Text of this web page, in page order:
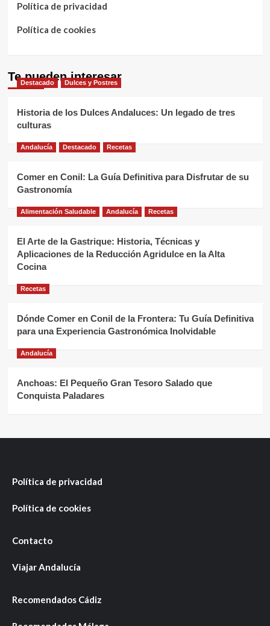
Política de privacidad
Política de cookies
Te pueden interesar
Destacado Dulces y Postres
Historia de los Dulces Andaluces: Un legado de tres
culturas
Andalucía Destacado Recetas
Comer en Conil: La Guía Definitiva para Disfrutar de su
Gastronomía
Alimentación Saludable Andalucía Recetas
El Arte de la Gastrique: Historia, Técnicas y
Aplicaciones de la Reducción Agridulce en la Alta
Cocina
Recetas
Dónde Comer en Conil de la Frontera: Tu Guía Definitiva
para una Experiencia Gastronómica Inolvidable
Andalucía
Anchoas: El Pequeño Gran Tesoro Salado que
Conquista Paladares
Política de privacidad
Política de cookies
Contacto
Viajar Andalucía
Recomendados Cádiz